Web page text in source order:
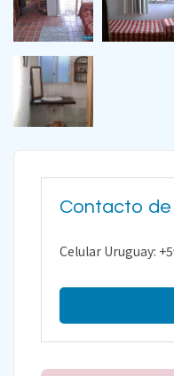
Contacto de
Celular Uruguay: